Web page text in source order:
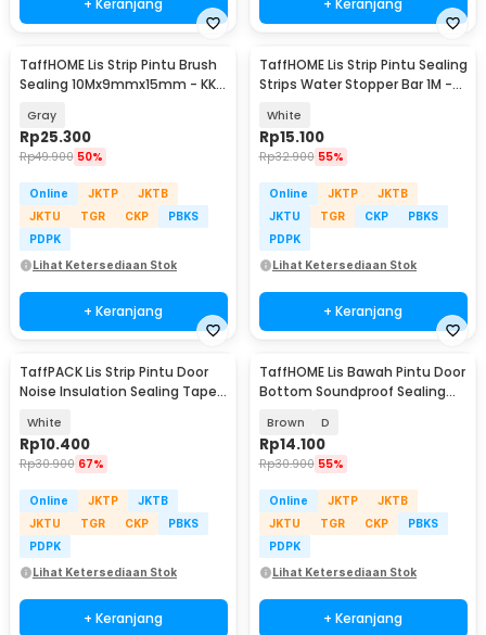
TaffHOME Lis Strip Pintu Brush
Sealing 10Mx9mmx15mm - KK-
Gray
Rp25.300
Rp49.900 50%
Online JKTP
JKTB
JKTU
TGR CKP
PBKS
PDPK
Lihat Ketersediaan Stok
+ Keranjang
TaffHOME Lis Strip Pintu Sealing
Strips Water Stopper Bar 1M -
White
Rp15.100
Rp32.900 55%
Online JKTP
JKTB
JKTU
TGR CKP
PBKS
PDPK
Lihat Ketersediaan Stok
+ Keranjang
TaffPACK Lis Strip Pintu Door
Noise Insulation Sealing Tape
White
Rp10.400
Rp30.900 67%
Online JKTP
JKTB
JKTU
TGR CKP
PBKS
PDPK
Lihat Ketersediaan Stok
+ Keranjang
TaffHOME Lis Bawah Pintu Door
Bottom Soundproof Sealing
Brown D
Rp14.100
Rp30.900 55%
Online JKTP
JKTB
JKTU
TGR CKP
PBKS
PDPK
Lihat Ketersediaan Stok
+ Keranjang